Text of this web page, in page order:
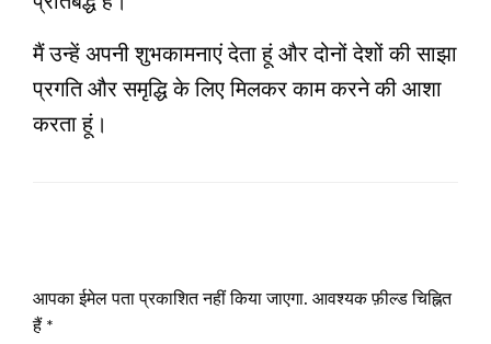
मैं उन्हें अपनी शुभकामनाएं देता हूं और दोनों देशों की साझा
प्रगति और समृद्धि के लिए मिलकर काम करने की आशा
करता हूं।
आपका ईमेल पता प्रकाशित नहीं किया जाएगा. आवश्यक फ़ील्ड चिह्नित
हैं *